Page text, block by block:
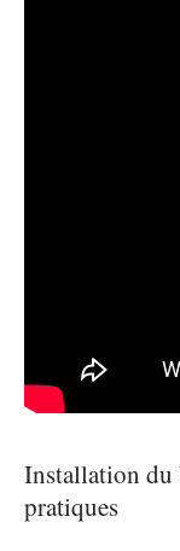
Installation du
pratiques